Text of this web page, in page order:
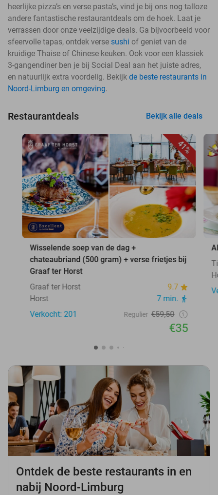
heerlijke pizza’s en verse pasta’s, vind je bij ons nog talloze
andere fantastische restaurantdeals om de hoek. Laat je
verrassen door onze veelzijdige deals. Ga bijvoorbeeld voor
sfeervolle tapas, ontdek verse sushi of geniet van de
kruidige Thaise of Chinese keuken. Ook voor een klassiek
3-gangendiner ben je bij Social Deal aan het juiste adres,
en natuurlijk extra voordelig. Bekijk de beste restaurants in
Noord-Limburg en omgeving.
Restaurantdeals Bekijk alle deals
41%
Wisselende soep van de dag +
chateaubriand (500 gram) + verse frietjes bij
Graaf ter Horst
Graaf ter Horst
9.7
Horst
7 min.
Verkocht: 201
Regulier €59,50
€35
Ontdek de beste restaurants in en
nabij Noord-Limburg